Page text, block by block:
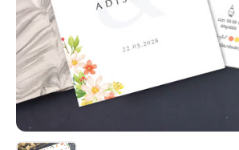
รับพิมพ์หน้าซอง
Wax Seal Sticker | สติกเกอร์ตราครั่งปิดซอง
การ์ดแต่งงานออนไลน์